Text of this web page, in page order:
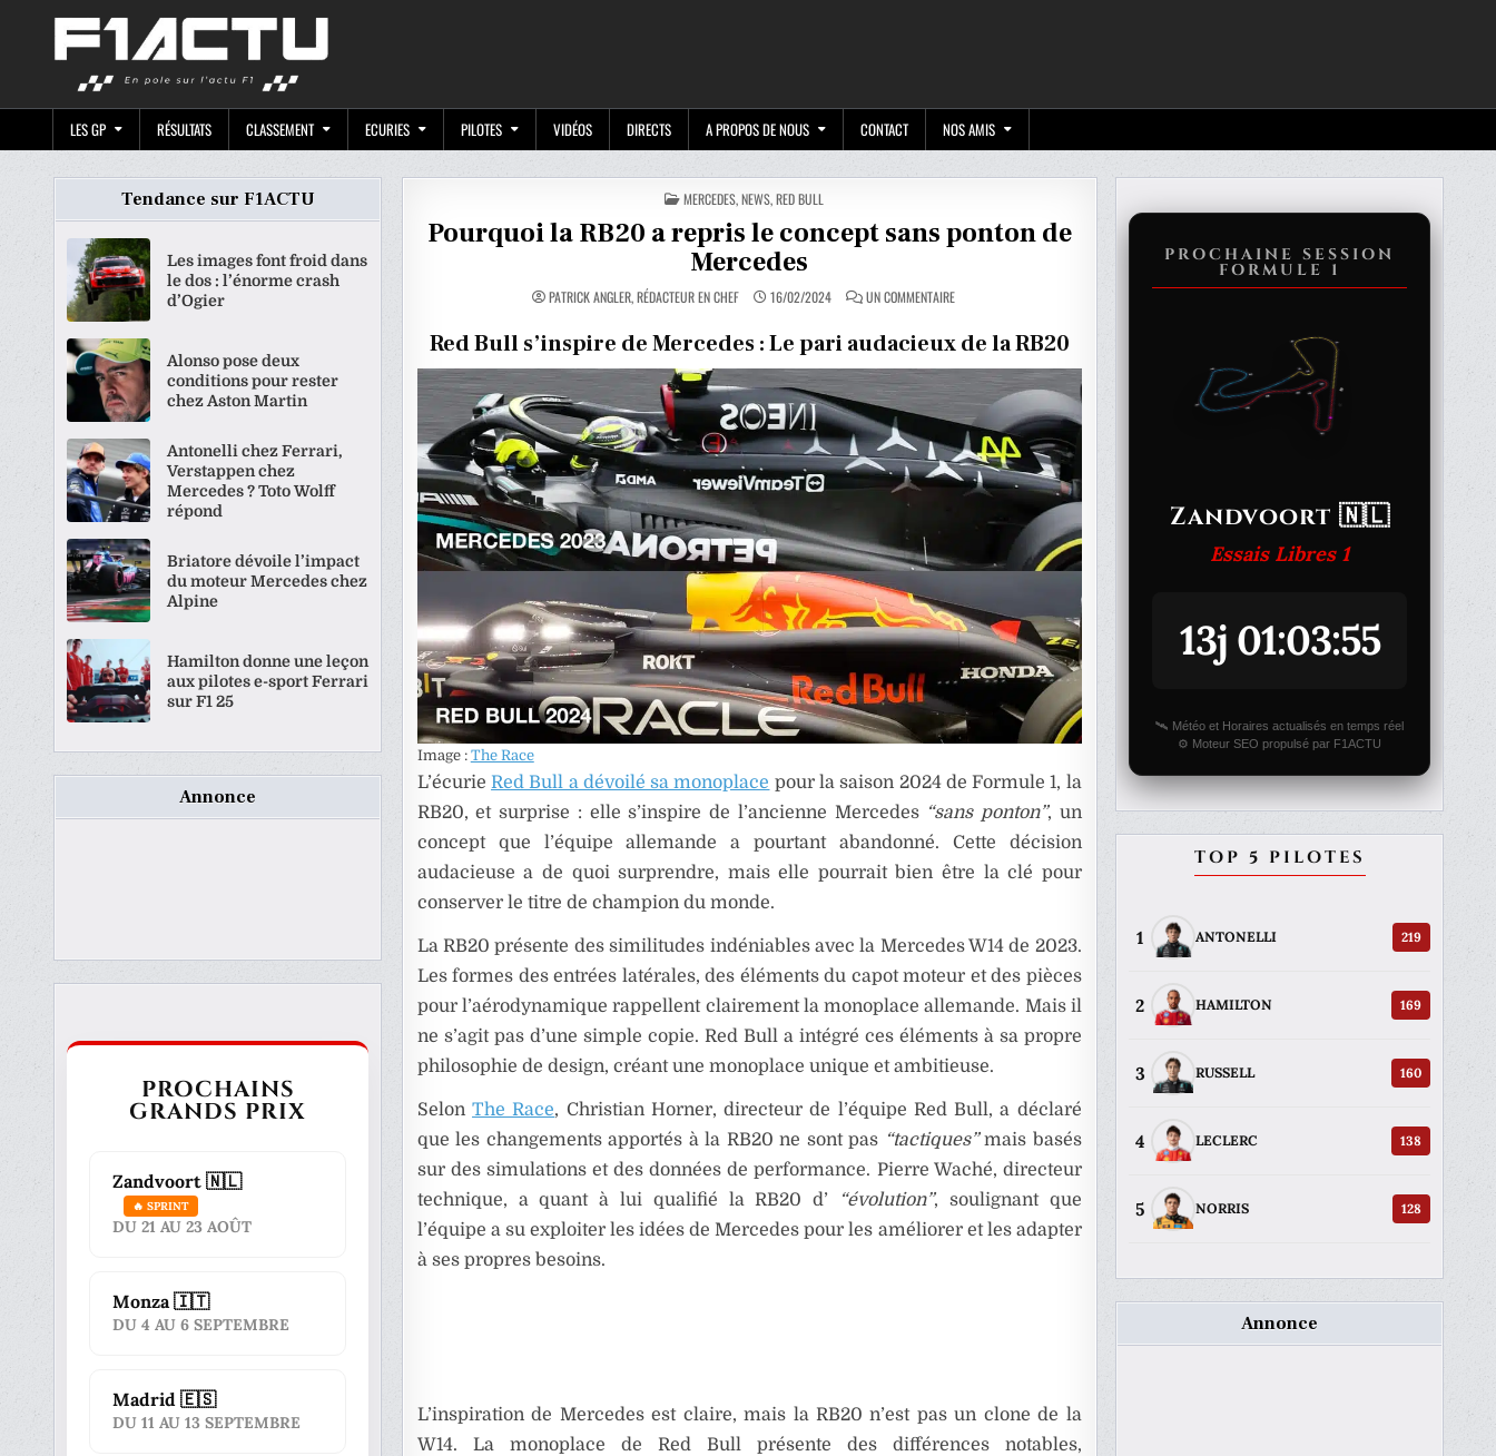
LES GP RÉSULTATS CLASSEMENT ECURIES PILOTES VIDÉOS DIRECTS A PROPOS DE NOUS CONTACT NOS AMIS
POSTED
IN
MERCEDES,NEWS,RED BULL
Pourquoi la RB20 a repris le concept sans ponton de
Mercedes
PATRICK ANGLER, RÉDACTEUR EN CHEF 16/02/2024 UN COMMENTAIRESUR
POURQUOI
RB20
A
SANS
PONTON
DE
MERCEDES
Red Bull s’inspire de Mercedes : Le pari audacieux de la RB20
Image : The Race
L’écurie Red Bull a dévoilé sa monoplace pour la saison 2024 de Formule 1, la
RB20, et surprise : elle s’inspire de l’ancienne Mercedes “sans ponton”, un
concept que l’équipe allemande a pourtant abandonné. Cette décision
audacieuse a de quoi surprendre, mais elle pourrait bien être la clé pour
conserver le titre de champion du monde.
La RB20 présente des similitudes indéniables avec la Mercedes W14 de 2023.
Les formes des entrées latérales, des éléments du capot moteur et des pièces
pour l’aérodynamique rappellent clairement la monoplace allemande. Mais il
ne s’agit pas d’une simple copie. Red Bull a intégré ces éléments à sa propre
philosophie de design, créant une monoplace unique et ambitieuse.
SelonThe Race, Christian Horner, directeur de l’équipe Red Bull, a déclaré
que les changements apportés à la RB20 ne sont pas “tactiques”mais basés
sur des simulations et des données de performance. Pierre Waché, directeur
technique, a quant à lui qualifié la RB20 d’
“évolution”, soulignant que
l’équipe a su exploiter les idées de Mercedes pour les améliorer et les adapter
à ses propres besoins.
L’inspiration de Mercedes est claire, mais la RB20 n’est pas un clone de la
W14. La monoplace de Red Bull présente des différences notables,
Tendance sur F1ACTU
Les images font froid dans
le dos : l’énorme crash
d’Ogier
Alonso pose deux
conditions pour rester
chez Aston Martin
Antonelli chez Ferrari,
Verstappen chez
Mercedes ? Toto Wolff
répond
Briatore dévoile l’impact
du moteur Mercedes chez
Alpine
Hamilton donne une leçon
aux pilotes e-sport Ferrari
sur F1 25
Annonce
PROCHAINS
GRANDS PRIX
Zandvoort 🇳🇱
🔥 SPRINT
DU 21 AU 23 AOÛT
Monza 🇮🇹
DU 4 AU 6 SEPTEMBRE
Madrid 🇪🇸
DU 11 AU 13 SEPTEMBRE
PROCHAINE SESSION
FORMULE 1
Zandvoort 🇳🇱
Essais Libres 1
13j 01:03:55
🛰️ Météo et Horaires actualisés en temps réel
⚙️ Moteur SEO propulsé par F1ACTU
TOP 5 PILOTES
1 ANTONELLI 219
2 HAMILTON 169
3 RUSSELL 160
4 LECLERC 138
5 NORRIS 128
Annonce